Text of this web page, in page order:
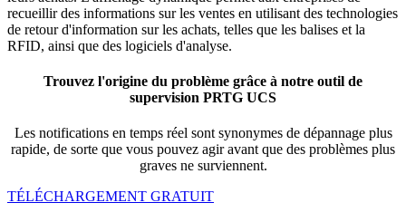
recueillir des informations sur les ventes en utilisant des technologies
de retour d'information sur les achats, telles que les balises et la
RFID, ainsi que des logiciels d'analyse.
Trouvez l'origine du problème grâce à notre outil de
supervision PRTG UCS
Les notifications en temps réel sont synonymes de dépannage plus
rapide, de sorte que vous pouvez agir avant que des problèmes plus
graves ne surviennent.
TÉLÉCHARGEMENT GRATUIT